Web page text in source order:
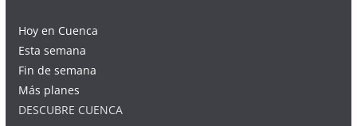
Hoy en Cuenca
Esta semana
Fin de semana
Más planes
DESCUBRE CUENCA